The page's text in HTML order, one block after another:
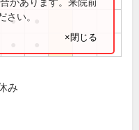
●
さい。
×閉じる
み